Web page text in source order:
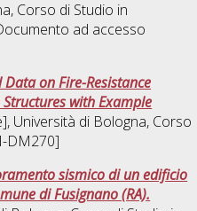
Corso di Studio in
ad accesso
on Fire-Resistance
with Example
Università di Bologna, Corso
DM270]
sismico di un edificio
di Fusignano (RA).